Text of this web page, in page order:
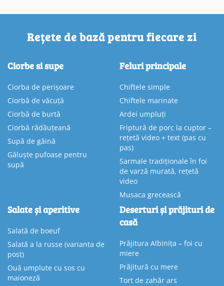
Rețete de bază pentru fiecare zi
Ciorbe si supe
Ciorba de perișoare
Ciorbă de văcuță
Ciorbă de burtă
Ciorbă rădăuțeană
Supă de găină
Găluște pufoase pentru
supă
Feluri principale
Chiftele simple
Chiftele marinate
Ardei umpluți
Friptură de porc la cuptor –
rețetă video + text (pas cu
pas)
Sarmale tradiționale în foi
de varză murată, rețetă
video
Musaca grecească
Salate și aperitive
Salată de boeuf
Salată a la russe (varianta de
post)
Ouă umplute cu sos cu
maioneză
Deserturi și prăjituri de
casă
Prăjitura Albinița – foi cu
miere
Prăjitură cu mere
Tort de zahăr ars